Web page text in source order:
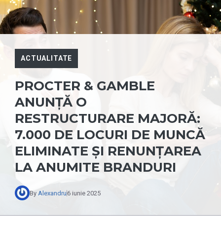
ACTUALITATE
PROCTER & GAMBLE
ANUNȚĂ O
RESTRUCTURARE MAJORĂ:
7.000 DE LOCURI DE MUNCĂ
ELIMINATE ȘI RENUNȚAREA
LA ANUMITE BRANDURI
By Alexandru6 iunie 2025